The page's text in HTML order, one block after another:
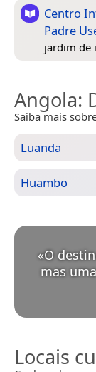
Centro
Padre
jardim de
Angola:
Saiba mais
Luanda
Huambo
«O
mas
Locais